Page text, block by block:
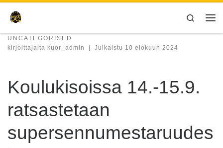
Skip to content
Search
UNCATEGORISED
kirjoittajalta kuor_admin | Julkaistu 10 elokuun 2024
Koulukisoissa 14.-15.9.
ratsastetaan
supersennumestaruudes